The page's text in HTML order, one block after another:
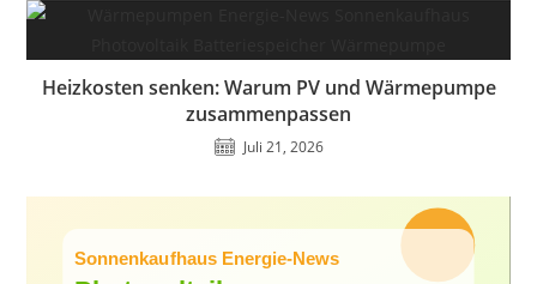
Heizkosten senken: Warum PV und Wärmepumpe
zusammenpassen
Juli 21, 2026